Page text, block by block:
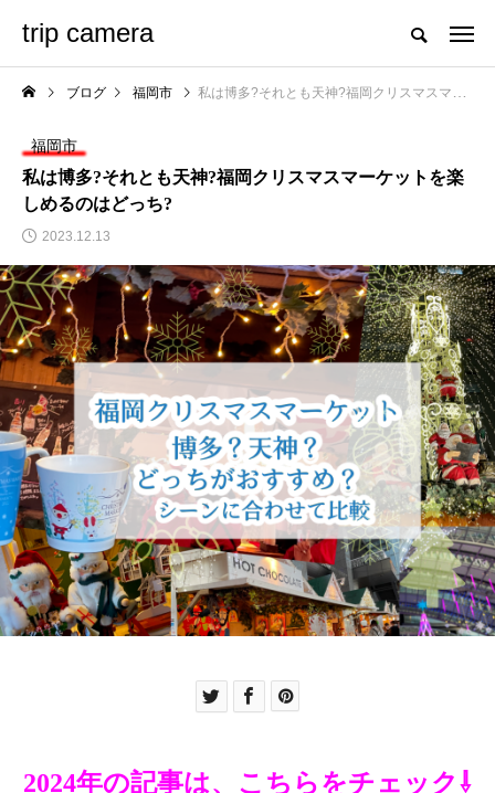
trip camera
ブログ 福岡市 私は博多?それとも天神?福岡クリスマスマーケットを楽しめるのはどっち?
福岡市
私は博多?それとも天神?福岡クリスマスマーケットを楽
しめるのはどっち?
2023.12.13
2024年の記事は、こちらをチェック⇩